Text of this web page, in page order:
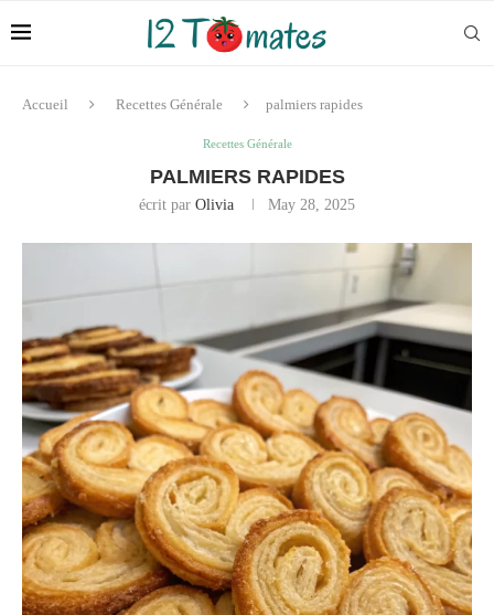
Accueil Recettes Générale palmiers rapides
Recettes Générale
PALMIERS RAPIDES
écrit par Olivia May 28, 2025